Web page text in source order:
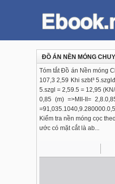
ĐỒ ÁN NỀN MÓNG
Tóm tắt Đồ án Nền móng
107,3 2,59 Khi szbt³
5.szgl = 2,59.5 = 12,95
0,85 (m) =>MII-II=
Kiểm tra nền móng cọc
ước có mặt cắt là ab...